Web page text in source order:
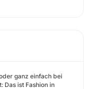
ganz einfach bei
Das ist Fashion in